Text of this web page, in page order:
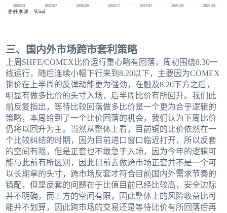
三、国内外市场跨市套利策略
上周SHFE/COMEX比价运行重心略有回落，周初围绕8.30一
线运行，随后连续小幅下行来到8.20以下，主要因为COMEX
铜价在上半周的反弹动能更为强劲，在触及8.20下方之后，
明显有做多比价的头寸入场，后半周比价有所回升。我们此
前反复指出，等待比较回落做多比价是一个更为合乎逻辑的
策略，本周给到了一个比价回落的机会，我们认为下周比价
仍将以回升为主。当然从整体上看，目前铜的比价依然在一
个比较纠结的时期，因为目前进口窗口临近打开，所以反套
的空间有限，但是正套也不敢急于入场，因为今年的逻辑可
能与此前有所区别，因此目前去做跨市场正套并不是一个可
以长期拿的头寸，跨市场反套才符合目前国内外需求节奏的
错配，但是反套的问题在于比值目前已经比较高，安全边际
并不明确，而上方的空间有限，因此整体上的风险收益比可
能并不划算，因此跨市场的交易还是等待比价有所回落后再